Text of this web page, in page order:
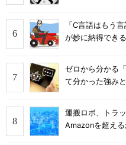
「C言語はもう
が妙に納得でき
ゼロから分かる
て分かった強み
運搬ロボ、トラ
Amazonを超える